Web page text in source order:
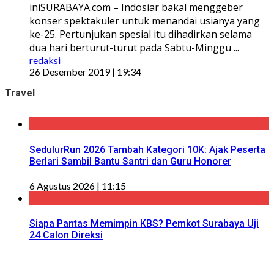
iniSURABAYA.com – Indosiar bakal menggeber
konser spektakuler untuk menandai usianya yang
ke-25. Pertunjukan spesial itu dihadirkan selama
dua hari berturut-turut pada Sabtu-Minggu ...
redaksi
26 Desember 2019 | 19:34
Travel
SedulurRun 2026 Tambah Kategori 10K: Ajak Peserta
Berlari Sambil Bantu Santri dan Guru Honorer
6 Agustus 2026 | 11:15
Siapa Pantas Memimpin KBS? Pemkot Surabaya Uji
24 Calon Direksi